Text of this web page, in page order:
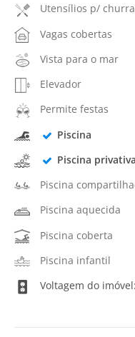
Utensílios p/
Vagas cobertas
Vista para o mar
Elevador
Permite festas
Piscina
Piscina privativa
Piscina
Piscina aquecida
Piscina coberta
Piscina infantil
Voltagem do